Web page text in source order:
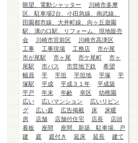
眺望、電動シャッター
川崎市多摩
区、駐車場2台、小田急線、南武線、
田園都市線、大井町線、向ヶ丘遊園
駅、溝の口駅、リフォーム、現地販売
会
川崎市宮前区
川崎市高津区
工事
工事現場 工務店
市が尾
市が尾駅
市ヶ尾 市ケ尾町
市ヶ
尾駅
市バス 市営地下鉄
希望
幅員
平 平坦 平坦地 平塚
平
塚駅
平成 平成３１年
平成築
平戸
年末 年齢 幸区
幼稚園
広い
広いマンション
広いリビン
グ
広い庭 広告掲載 床
床暖
房
店舗 店舗付住宅 店長
店頭
看板
座間
座間、新築、駐車場、戸
建
庭 庭付き 延床 延長
建て